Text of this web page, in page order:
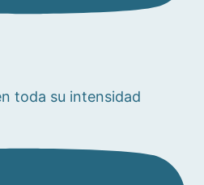
toda su intensidad